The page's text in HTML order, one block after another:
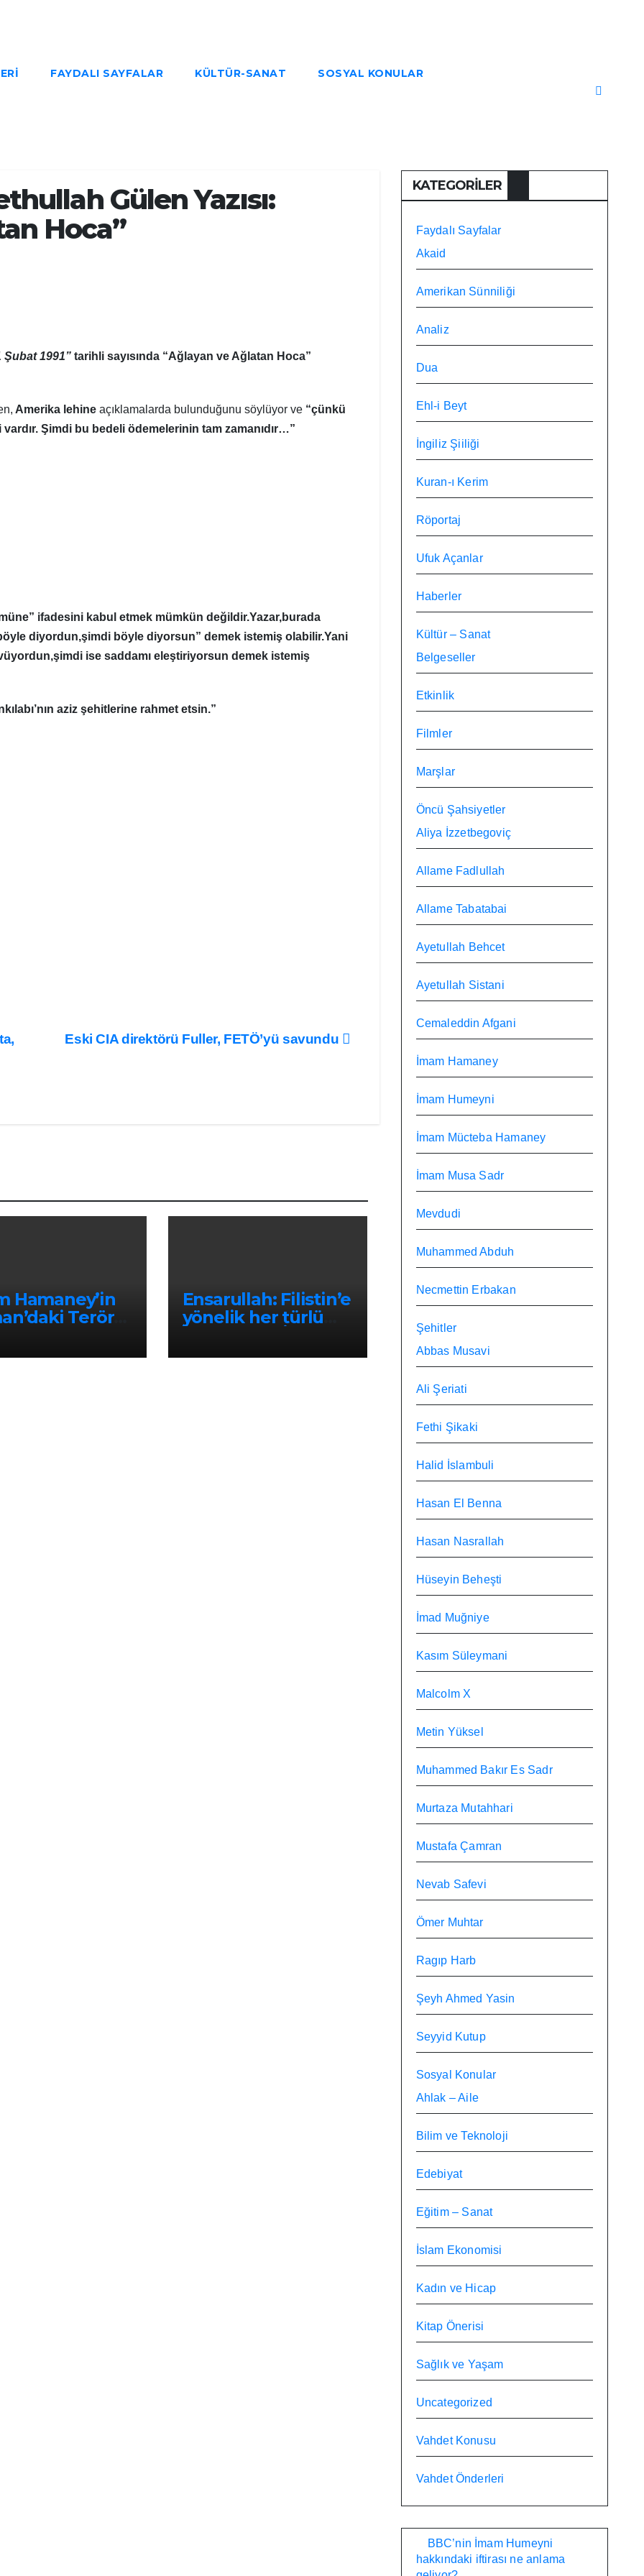
FAYDALI SAYFALAR KÜLTÜR-SANAT SOSYAL KONULAR
Gülen Yazısı:
Hoca”
Şubat 1991” tarihli sayısında “Ağlayan ve Ağlatan Hoca”
Amerika lehine açıklamalarda bulunduğunu söylüyor ve “çünkü
Şimdi bu bedeli ödemelerinin tam zamanıdır…”
ifadesini kabul etmek mümkün değildir.Yazar,burada
diyordun,şimdi böyle diyorsun” demek istemiş olabilir.Yani
ise saddamı eleştiriyorsun demek istemiş
aziz şehitlerine rahmet etsin.”
Eski CIA direktörü Fuller, FETÖ’yü savundu
Hamaney’in
Terör
Ensarullah: Filistin’e
yönelik her türlü
ortaklıktır
KATEGORILER
Faydalı Sayfalar
Akaid
Amerikan Sünniliği
Analiz
Dua
Ehl-i Beyt
İngiliz Şiiliği
Kuran-ı Kerim
Röportaj
Ufuk Açanlar
Haberler
Kültür – Sanat
Belgeseller
Etkinlik
Filmler
Marşlar
Öncü Şahsiyetler
Aliya İzzetbegoviç
Allame Fadlullah
Allame Tabatabai
Ayetullah Behcet
Ayetullah Sistani
Cemaleddin Afgani
İmam Hamaney
İmam Humeyni
İmam Mücteba Hamaney
İmam Musa Sadr
Mevdudi
Muhammed Abduh
Necmettin Erbakan
Şehitler
Abbas Musavi
Ali Şeriati
Fethi Şikaki
Halid İslambuli
Hasan El Benna
Hasan Nasrallah
Hüseyin Beheşti
İmad Muğniye
Kasım Süleymani
Malcolm X
Metin Yüksel
Muhammed Bakır Es Sadr
Murtaza Mutahhari
Mustafa Çamran
Nevab Safevi
Ömer Muhtar
Ragıp Harb
Şeyh Ahmed Yasin
Seyyid Kutup
Sosyal Konular
Ahlak – Aile
Bilim ve Teknoloji
Edebiyat
Eğitim – Sanat
İslam Ekonomisi
Kadın ve Hicap
Kitap Önerisi
Sağlık ve Yaşam
Uncategorized
Vahdet Konusu
Vahdet Önderleri
BBC’nin İmam Humeyni
hakkındaki iftirası ne anlama